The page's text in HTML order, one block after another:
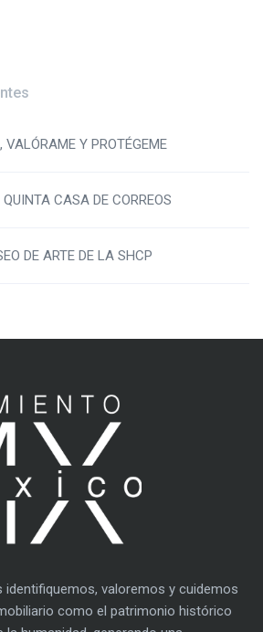
VALÓRAME Y PROTÉGEME
CASA DE CORREOS
DE ARTE DE LA SHCP
identifiquemos, valoremos y cuidemos
como el patrimonio histórico